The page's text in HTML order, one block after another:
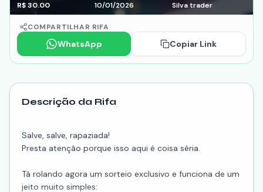
R$30.00 10/01/2026 Silva trader
COMPARTILHAR RIFA
WhatsApp Copiar Link
Descrição da Rifa
Salve, salve, rapaziada!
Presta atenção porque isso aqui é coisa séria.
Tá rolando agora um sorteio exclusivo e funciona de um
jeito muito simples: